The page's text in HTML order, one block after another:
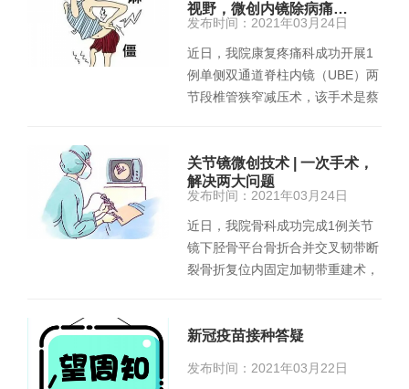
视野，微创内镜除病痛…
发布时间：2021年03月24日
近日，我院康复疼痛科成功开展1
例单侧双通道脊柱内镜（UBE）两
节段椎管狭窄减压术，该手术是蔡
关节镜微创技术 | 一次手术，
解决两大问题
发布时间：2021年03月24日
近日，我院骨科成功完成1例关节
镜下胫骨平台骨折合并交叉韧带断
裂骨折复位内固定加韧带重建术，
新冠疫苗接种答疑
发布时间：2021年03月22日